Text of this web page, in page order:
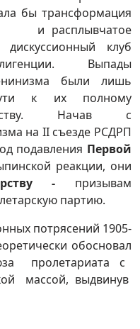
бы трансформация
расплывчатое
клуб
Выпады
были лишь
к их полному
Начав с
на II съезде РСДРП
подавления Первой
реакции, они
- призывам
партию.
потрясений 1905-
обосновал
пролетариата с
массой, выдвинув